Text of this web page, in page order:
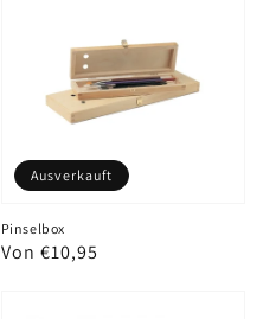
Pinselbox
Normaler
Von €10,95
Ausverkauft